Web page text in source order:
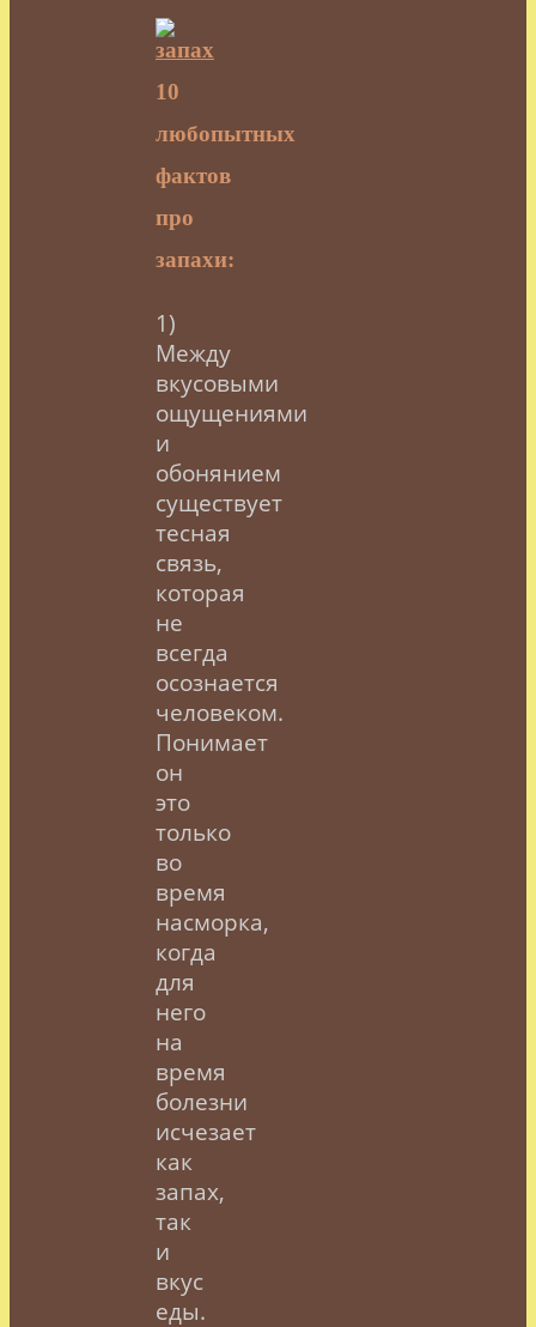
10
любопытных
фактов
про
запахи:
1)
Между
вкусовыми
ощущениями
и
обонянием
существует
тесная
связь,
которая
не
всегда
осознается
человеком.
Понимает
он
это
только
во
время
насморка,
когда
для
него
на
время
болезни
исчезает
как
запах,
так
и
вкус
еды.